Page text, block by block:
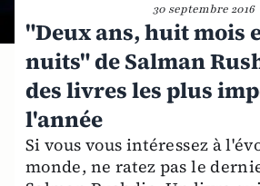
30 septembre 2016
"Deux ans, huit mois
nuits" de Salman
des livres les plus
l'année
Si vous vous intéressez à
monde, ne ratez pas le